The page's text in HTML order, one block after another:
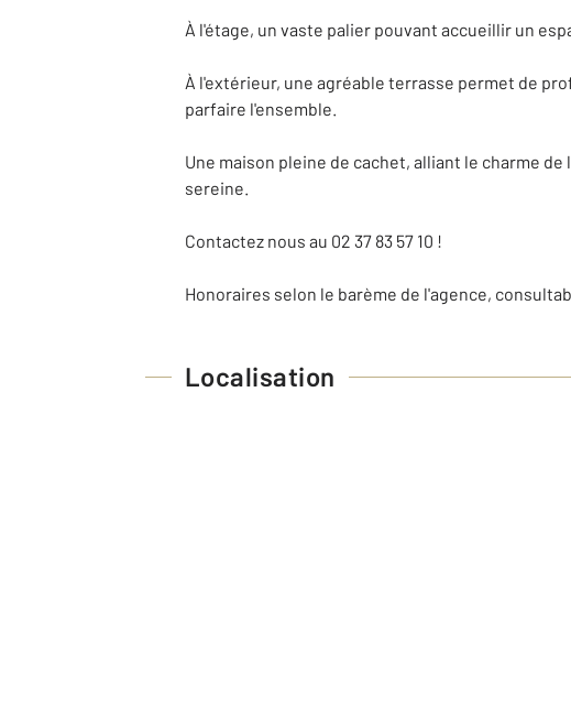
À l'étage, un vaste palier pouvant accueillir un
À l'extérieur, une agréable terrasse permet de
parfaire l'ensemble.
Une maison pleine de cachet, alliant le charme
sereine.
Contactez nous au 02 37 83 57 10 !
Honoraires selon le barème de l'agence,
Localisation